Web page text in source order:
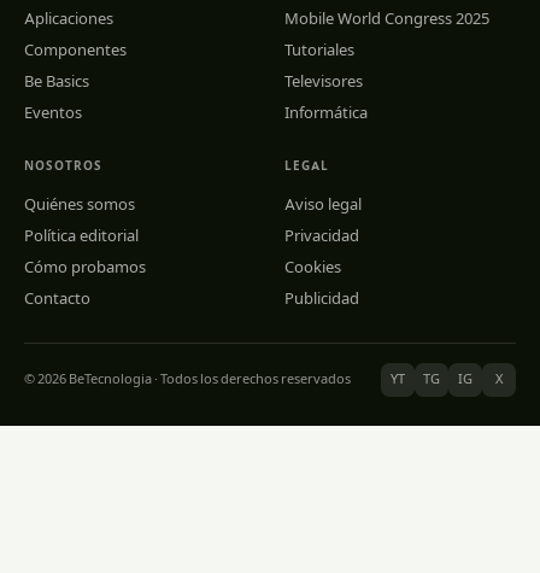
Aplicaciones
Componentes
Be Basics
Eventos
Mobile World Congress 2025
Tutoriales
Televisores
Informática
NOSOTROS
Quiénes somos
Política editorial
Cómo probamos
Contacto
LEGAL
Aviso legal
Privacidad
Cookies
Publicidad
© 2026 BeTecnologia · Todos los derechos reservados YT TG IG X